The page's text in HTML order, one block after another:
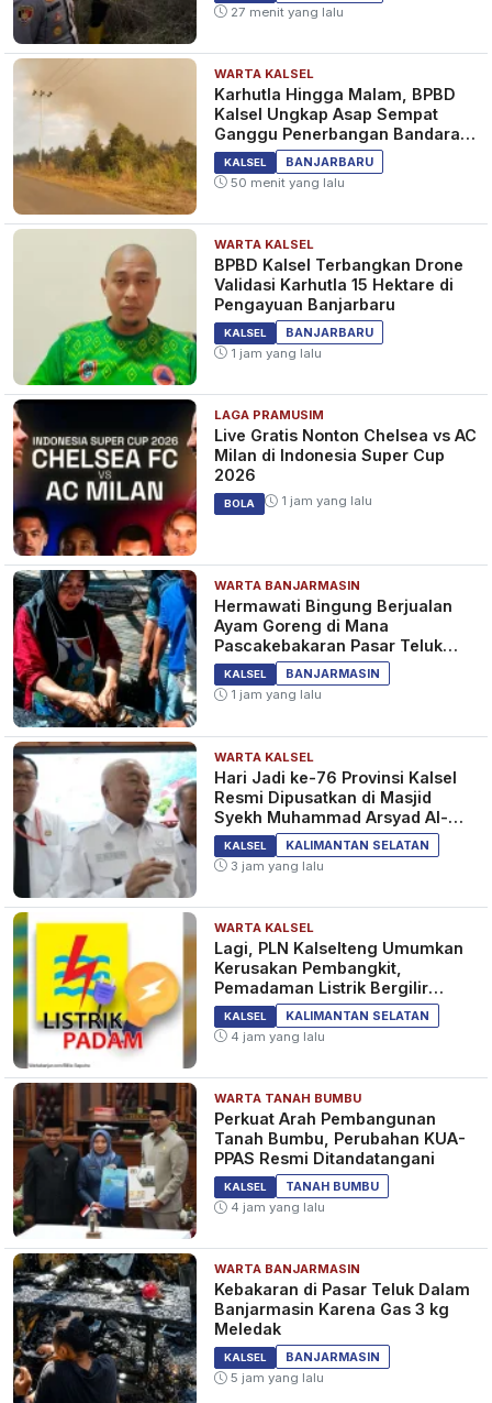
27 menit yang lalu
WARTA KALSEL
Karhutla Hingga Malam, BPBD
Kalsel Ungkap Asap Sempat
Ganggu Penerbangan Bandara
Syamsudin Noor
KALSEL
BANJARBARU
50 menit yang lalu
WARTA KALSEL
BPBD Kalsel Terbangkan Drone
Validasi Karhutla 15 Hektare di
Pengayuan Banjarbaru
KALSEL
BANJARBARU
1 jam yang lalu
LAGA PRAMUSIM
Live Gratis Nonton Chelsea vs AC
Milan di Indonesia Super Cup
2026
BOLA 1 jam yang lalu
WARTA BANJARMASIN
Hermawati Bingung Berjualan
Ayam Goreng di Mana
Pascakebakaran Pasar Teluk
Dalam Banjarmasin
KALSEL
BANJARMASIN
1 jam yang lalu
WARTA KALSEL
Hari Jadi ke-76 Provinsi Kalsel
Resmi Dipusatkan di Masjid
Syekh Muhammad Arsyad Al-
Banjari
KALSEL
KALIMANTAN SELATAN
3 jam yang lalu
WARTA KALSEL
Lagi, PLN Kalselteng Umumkan
Kerusakan Pembangkit,
Pemadaman Listrik Bergilir
Diperpanjang?
KALSEL
KALIMANTAN SELATAN
4 jam yang lalu
WARTA TANAH BUMBU
Perkuat Arah Pembangunan
Tanah Bumbu, Perubahan KUA-
PPAS Resmi Ditandatangani
KALSEL
TANAH BUMBU
4 jam yang lalu
WARTA BANJARMASIN
Kebakaran di Pasar Teluk Dalam
Banjarmasin Karena Gas 3 kg
Meledak
KALSEL
BANJARMASIN
5 jam yang lalu